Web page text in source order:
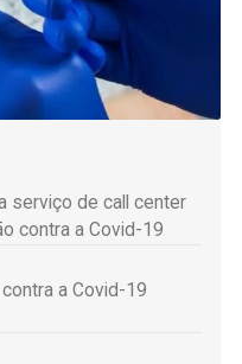
serviço de call center
contra a Covid-19
a Covid-19